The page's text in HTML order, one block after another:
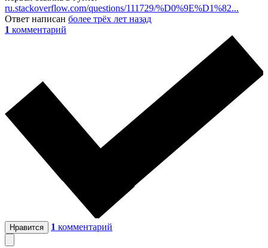
ru.stackoverflow.com/questions/111729/%D0%9E%D1%82...
Ответ написан более трёх лет назад
1 комментарий
Нравится 1 комментарий